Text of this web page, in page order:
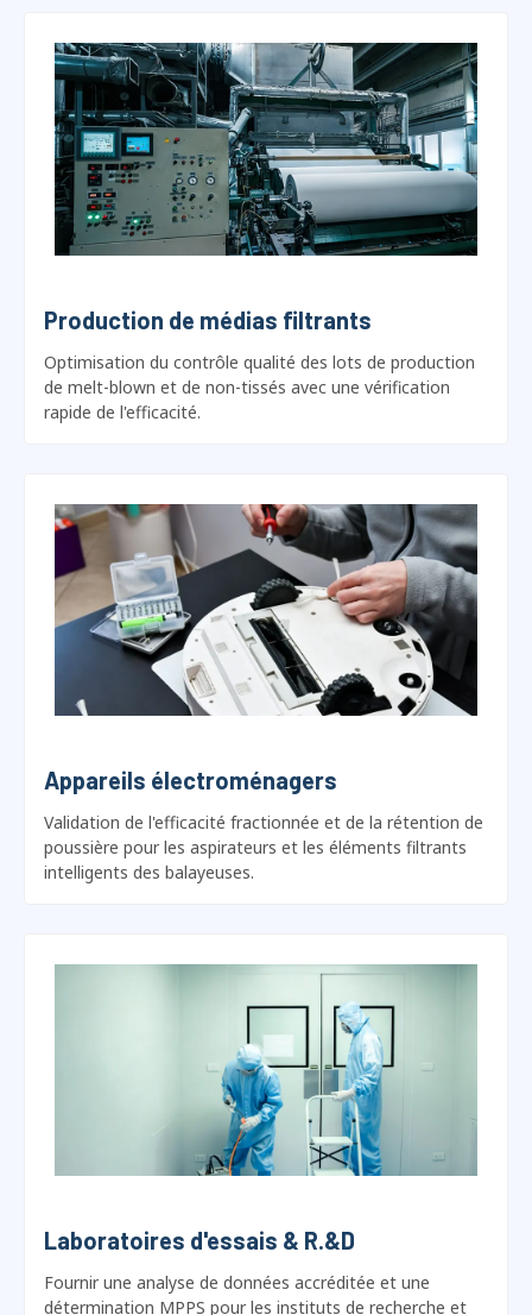
Production de médias filtrants
de melt-blown et de non-tissés avec une vérification
rapide de l'efficacité.
Appareils électroménagers
poussière pour les aspirateurs et les éléments filtrants
intelligents des balayeuses.
Laboratoires d'essais & R.&D
détermination MPPS pour les instituts de recherche et
les centres de tests commerciaux.